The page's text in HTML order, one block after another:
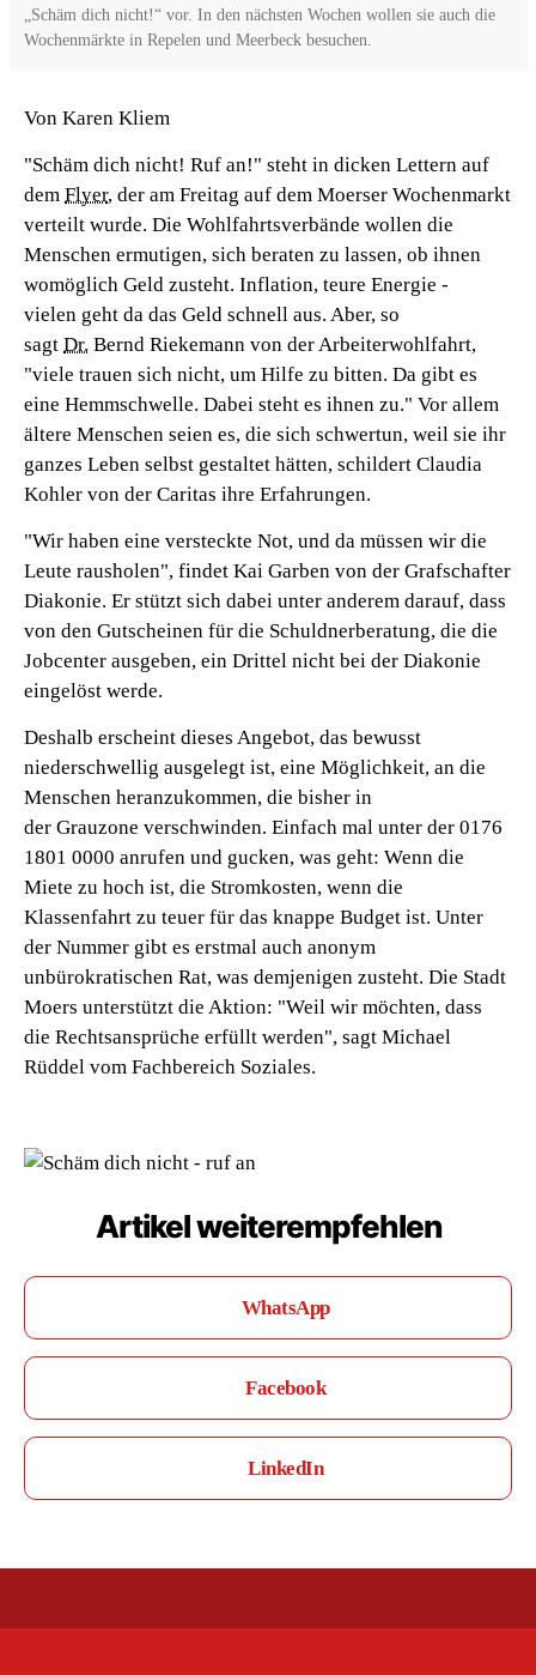
„Schäm dich nicht!“ vor. In den nächsten Wochen wollen sie auch die
Wochenmärkte in Repelen und Meerbeck besuchen.
Von Karen Kliem
"Schäm dich nicht! Ruf an!" steht in dicken Lettern auf
dem Flyer, der am Freitag auf dem Moerser Wochenmarkt
verteilt wurde. Die Wohlfahrtsverbände wollen die
Menschen ermutigen, sich beraten zu lassen, ob ihnen
womöglich Geld zusteht. Inflation, teure Energie -
vielen geht da das Geld schnell aus. Aber, so
sagt Dr. Bernd Riekemann von der Arbeiterwohlfahrt,
"viele trauen sich nicht, um Hilfe zu bitten. Da gibt es
eine Hemmschwelle. Dabei steht es ihnen zu." Vor allem
ältere Menschen seien es, die sich schwertun, weil sie ihr
ganzes Leben selbst gestaltet hätten, schildert Claudia
Kohler von der Caritas ihre Erfahrungen.
"Wir haben eine versteckte Not, und da müssen wir die
Leute rausholen", findet Kai Garben von der Grafschafter
Diakonie. Er stützt sich dabei unter anderem darauf, dass
von den Gutscheinen für die Schuldnerberatung, die die
Jobcenter ausgeben, ein Drittel nicht bei der Diakonie
eingelöst werde.
Deshalb erscheint dieses Angebot, das bewusst
niederschwellig ausgelegt ist, eine Möglichkeit, an die
Menschen heranzukommen, die bisher in
der Grauzone verschwinden. Einfach mal unter der 0176
1801 0000 anrufen und gucken, was geht: Wenn die
Miete zu hoch ist, die Stromkosten, wenn die
Klassenfahrt zu teuer für das knappe Budget ist. Unter
der Nummer gibt es erstmal auch anonym
unbürokratischen Rat, was demjenigen zusteht. Die Stadt
Moers unterstützt die Aktion: "Weil wir möchten, dass
die Rechtsansprüche erfüllt werden", sagt Michael
Rüddel vom Fachbereich Soziales.
Artikel weiterempfehlen
WhatsApp
Facebook
LinkedIn